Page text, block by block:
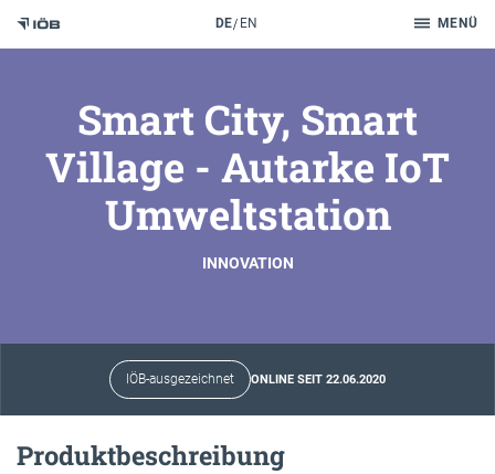
DE EN MENÜ
Smart City, Smart
Village - Autarke IoT
Umweltstation
INNOVATION
IÖB-ausgezeichnet ONLINE SEIT 22.06.2020
Produktbeschreibung